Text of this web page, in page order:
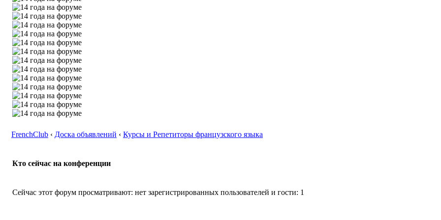
FrenchClub ‹ Доска объявлений ‹ Курсы и Репетиторы французского языка
Кто сейчас на конференции
Сейчас этот форум просматривают: нет зарегистрированных пользователей и гости: 1